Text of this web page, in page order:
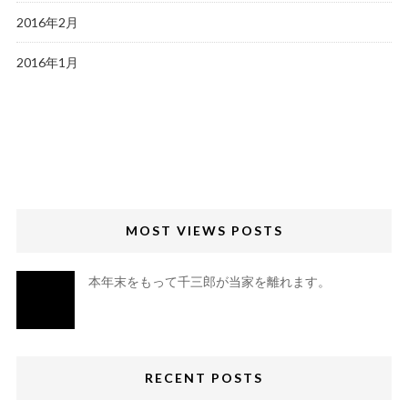
2016年2月
2016年1月
MOST VIEWS POSTS
本年末をもって千三郎が当家を離れます。
RECENT POSTS